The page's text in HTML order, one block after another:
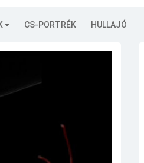
CS-PORTRÉK HULLAJÓ